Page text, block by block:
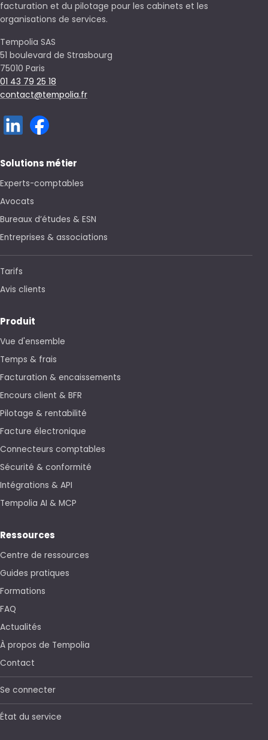
facturation et du pilotage pour les cabinets et les
organisations de services.
Tempolia SAS
51 boulevard de Strasbourg
75010 Paris
01 43 79 25 18
contact@tempolia.fr
Solutions métier
Experts-comptables
Avocats
Bureaux d’études & ESN
Entreprises & associations
Tarifs
Avis clients
Produit
Vue d'ensemble
Temps & frais
Facturation & encaissements
Encours client & BFR
Pilotage & rentabilité
Facture électronique
Connecteurs comptables
Sécurité & conformité
Intégrations & API
Tempolia AI & MCP
Ressources
Centre de ressources
Guides pratiques
Formations
FAQ
Actualités
À propos de Tempolia
Contact
Se connecter
État du service